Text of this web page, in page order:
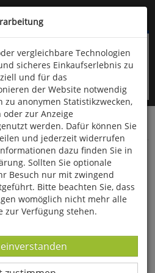
überspringen
9323-960
Spiel & Spaß Diverses
»Roter Brontosaurus«
vergleichbare Technologien
sicheres Einkaufserlebnis zu
und für das
der Website notwendig
anonymen Statistikzwecken,
zur Anzeige
werden. Dafür können Sie
und jederzeit widerrufen
dazu finden Sie in
Sollten Sie optionale
Besuch nur mit zwingend
Bitte beachten Sie, dass
womöglich nicht mehr alle
zur Verfügung stehen.
-